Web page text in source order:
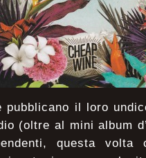
pubblicano il loro
(oltre al mini album
questa